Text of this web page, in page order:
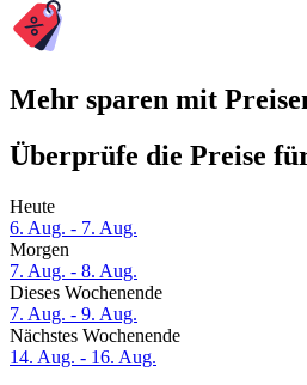
Mehr sparen mit
Überprüfe die Preise
Heute
6. Aug. - 7. Aug.
Morgen
7. Aug. - 8. Aug.
Dieses Wochenende
7. Aug. - 9. Aug.
Nächstes Wochenende
14. Aug. - 16. Aug.